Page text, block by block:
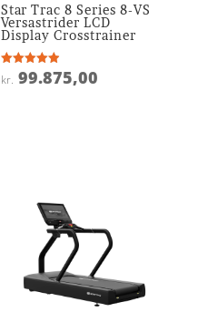
Star Trac 8 Series 8-VS
Versastrider LCD
Display Crosstrainer
Vurderet
4.9
kr. 99.875,00